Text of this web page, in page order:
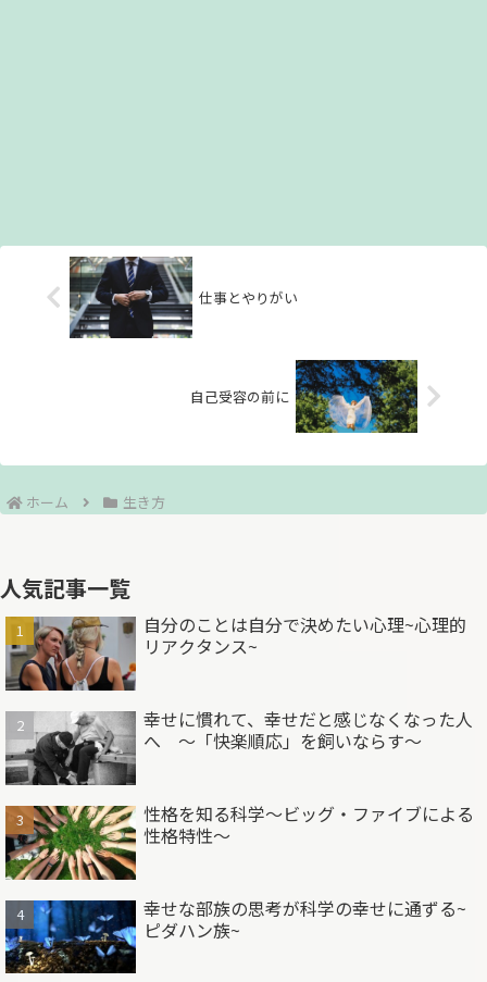
仕事とやりがい
自己受容の前に
ホーム 生き方
人気記事一覧
自分のことは自分で決めたい心理~心理的
リアクタンス~
幸せに慣れて、幸せだと感じなくなった人
へ ～「快楽順応」を飼いならす～
性格を知る科学～ビッグ・ファイブによる
性格特性～
幸せな部族の思考が科学の幸せに通ずる~
ピダハン族~